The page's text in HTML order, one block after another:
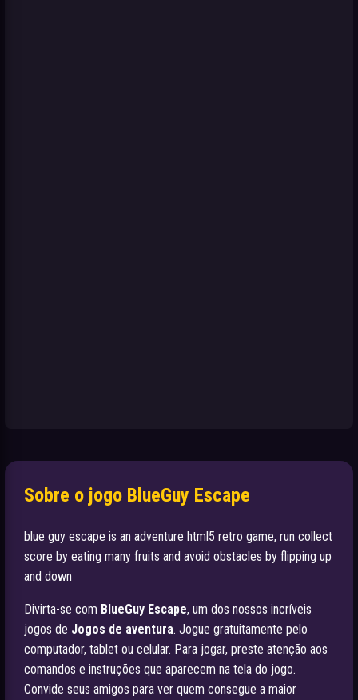
Sobre o jogo BlueGuy Escape
blue guy escape is an adventure html5 retro game, run collect
score by eating many fruits and avoid obstacles by flipping up
and down
Divirta-se com BlueGuy Escape, um dos nossos incríveis
jogos de Jogos de aventura. Jogue gratuitamente pelo
computador, tablet ou celular. Para jogar, preste atenção aos
comandos e instruções que aparecem na tela do jogo.
Convide seus amigos para ver quem consegue a maior